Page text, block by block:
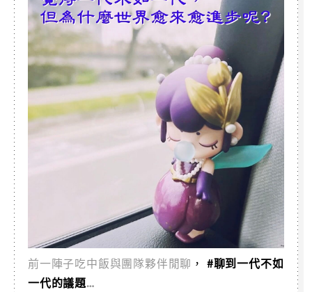
前一陣子吃中飯與團隊夥伴閒聊 ， #聊到一代不如
一代的議題…